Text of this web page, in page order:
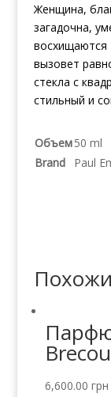
Женщина,
загадочна,
восхищаются
вызовет
стекла с
стильный и
Объем50 ml
Brand
Paul
6,600.00 грн